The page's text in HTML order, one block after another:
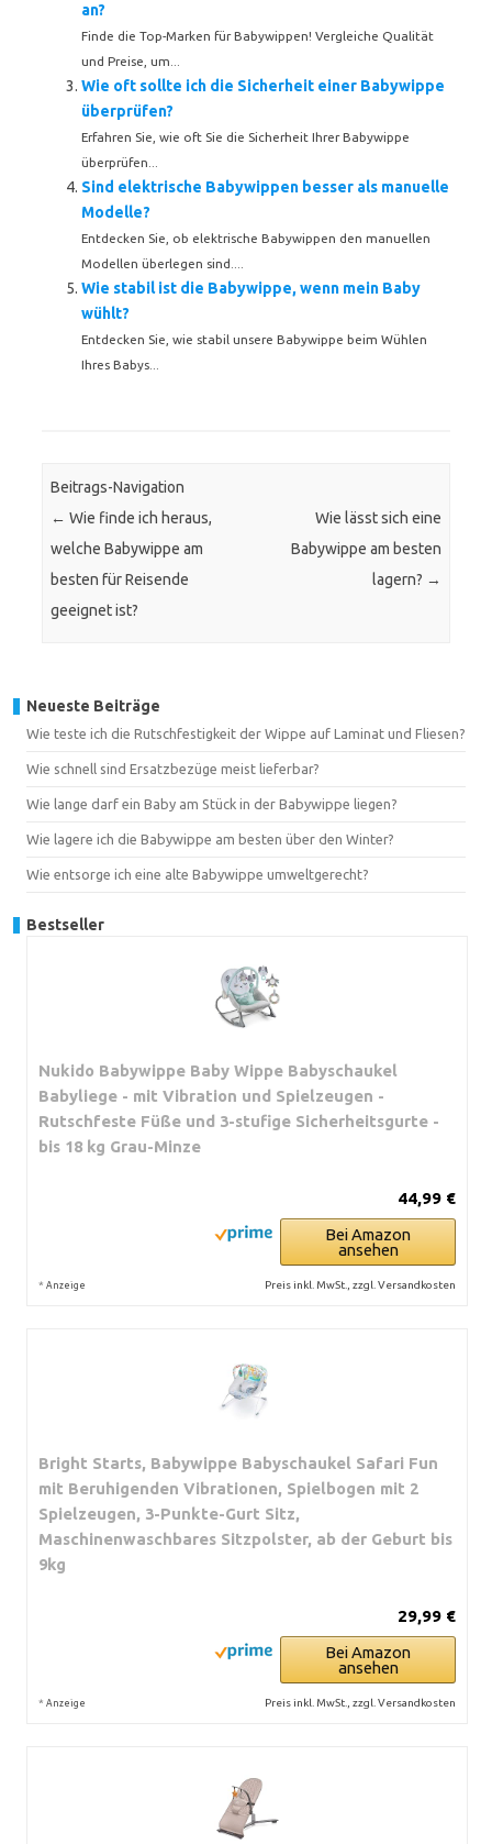
an?
Finde die Top-Marken für Babywippen! Vergleiche Qualität
und Preise, um...
Wie oft sollte ich die Sicherheit einer Babywippe
überprüfen?
Erfahren Sie, wie oft Sie die Sicherheit Ihrer Babywippe
überprüfen...
Sind elektrische Babywippen besser als manuelle
Modelle?
Entdecken Sie, ob elektrische Babywippen den manuellen
Modellen überlegen sind....
Wie stabil ist die Babywippe, wenn mein Baby
wühlt?
Entdecken Sie, wie stabil unsere Babywippe beim Wühlen
Ihres Babys...
Beitrags-Navigation
← Wie finde ich heraus,
welche Babywippe am
besten für Reisende
geeignet ist?
Wie lässt sich eine
Babywippe am besten
lagern? →
Neueste Beiträge
Wie teste ich die Rutschfestigkeit der Wippe auf Laminat und Fliesen?
Wie schnell sind Ersatzbezüge meist lieferbar?
Wie lange darf ein Baby am Stück in der Babywippe liegen?
Wie lagere ich die Babywippe am besten über den Winter?
Wie entsorge ich eine alte Babywippe umweltgerecht?
Bestseller
Nukido Babywippe Baby Wippe Babyschaukel
Babyliege - mit Vibration und Spielzeugen -
Rutschfeste Füße und 3-stufige Sicherheitsgurte -
bis 18 kg Grau-Minze
44,99 €
Bei Amazon
ansehen
* Anzeige Preis inkl. MwSt., zzgl. Versandkosten
Bright Starts, Babywippe Babyschaukel Safari Fun
mit Beruhigenden Vibrationen, Spielbogen mit 2
Spielzeugen, 3-Punkte-Gurt Sitz,
Maschinenwaschbares Sitzpolster, ab der Geburt bis
9kg
29,99 €
Bei Amazon
ansehen
* Anzeige Preis inkl. MwSt., zzgl. Versandkosten